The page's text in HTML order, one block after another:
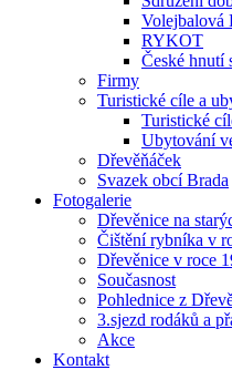
Volejbalová
RYKOT
České hnutí
Firmy
Turistické cíle a
Turistické
Ubytování
Dřevěňáček
Svazek obcí Brada
Fotogalerie
Dřevěnice na
Čištění rybníka v
Dřevěnice v roce
Současnost
Pohlednice z
3.sjezd rodáků a
Akce
Kontakt